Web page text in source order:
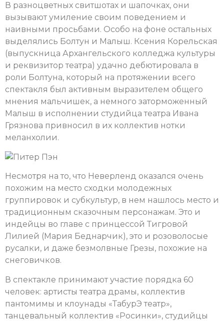
В разноцветных свитшотах и шапочках, они
вызывают умиление своим поведением и
наивными просьбами. Особо на фоне остальных
выделялись Болтун и Малыш. Ксения Корельская
(выпускница Архангельского колледжа культуры
и реквизитор театра) удачно дебютировала в
роли Болтуна, который на протяжении всего
спектакля был активным выразителем общего
мнения мальчишек, а немного заторможенный
Малыш в исполнении студийца театра Ивана
Грязнова привносил в их коллектив нотки
меланхолии.
Несмотря на то, что Неверленд оказался очень
похожим на место сходки молодежных
группировок и субкультур, в нем нашлось место и
традиционным сказочным персонажам. Это и
индейцы во главе с принцессой Тигровой
Лилией (Мария Беднарчик), это и розоволосые
русалки, и даже безмолвные Грезы, похожие на
снеговичков.
В спектакле принимают участие порядка 60
человек: артисты театра драмы, коллектив
пантомимы и клоунады «ТабурЭ театр»,
танцевальный коллектив «Росинки», студийцы